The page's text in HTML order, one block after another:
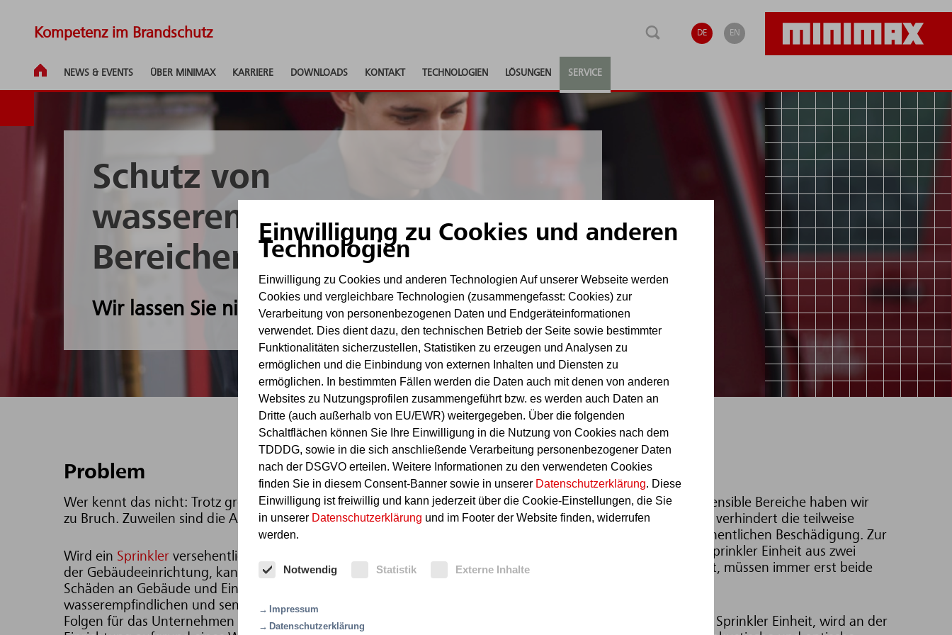
Einwilligung zu Cookies und anderen
Technologien
Einwilligung zu Cookies und anderen Technologien Auf unserer Webseite werden
Cookies und vergleichbare Technologien (zusammengefasst: Cookies) zur
Verarbeitung von personenbezogenen Daten und Endgeräteinformationen
verwendet. Dies dient dazu, den technischen Betrieb der Seite sowie bestimmter
Funktionalitäten sicherzustellen, Statistiken zu erzeugen und Analysen zu
ermöglichen und die Einbindung von externen Inhalten und Diensten zu
ermöglichen. In bestimmten Fällen werden die Daten auch mit denen von anderen
Websites zu Nutzungsprofilen zusammengeführt bzw. es werden auch Daten an
Dritte (auch außerhalb von EU/EWR) weitergegeben. Über die folgenden
Schaltflächen können Sie Ihre Einwilligung in die Nutzung von Cookies nach dem
TDDDG, sowie in die sich anschließende Verarbeitung personenbezogener Daten
nach der DSGVO erteilen. Weitere Informationen zu den verwendeten Cookies
finden Sie in diesem Consent-Banner sowie in unserer Datenschutzerklärung. Diese
Einwilligung ist freiwillig und kann jederzeit über die Cookie-Einstellungen, die Sie
in unserer Datenschutzerklärung und im Footer der Website finden, widerrufen
werden.
Notwendig Statistik Externe Inhalte
Impressum
Datenschutzerklärung
Kompetenz im Brandschutz DE EN
NEWS & EVENTS ÜBER MINIMAX KARRIERE DOWNLOADS KONTAKT TECHNOLOGIEN LÖSUNGEN SERVICE
Schutz von
wasserempfindlichen
Bereichen
Wir lassen Sie nicht im Regen stehen!
Problem
Wer kennt das nicht: Trotz größter Vorsicht geht manchmal etwas
zu Bruch. Zuweilen sind die Auswirkungen leider gravierend
Wird ein Sprinkler versehentlich beschädigt, z.B. bei Arbeiten an
der Gebäudeeinrichtung, kann es zum Wasseraustritt und damit zu
Schäden an Gebäude und Einrichtungen kommen. Insbesondere in
wasserempfindlichen und sensiblen Bereichen kann dies ärgerliche
Folgen für das Unternehmen haben, wie etwa den Ausfall der EDV-
Lösung
Speziell für wasserempfindliche und sensible Bereiche haben wir
den Preaction Sprinkler entwickelt. Er verhindert die teilweise
schwerwiegenden Folgen einer versehentlichen Beschädigung. Zur
Absicherung besteht jede Preaction Sprinkler Einheit aus zwei
Sprinklern: Bevor Löschwasser austritt, müssen immer erst beide
Öffnet nur ein Sprinkler der Preaction Sprinkler Einheit, wird an der